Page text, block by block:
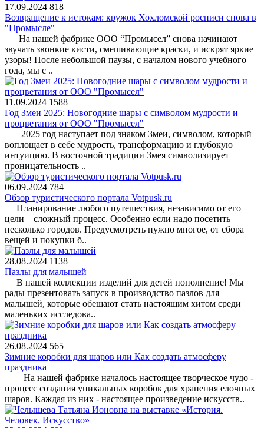
17.09.2024 818
Возвращение к истокам: кружок Хохломской росписи снова в
"Промысле"
На нашей фабрике ООО “Промысел” снова начинают
звучать звонкие кисти, смешивающие краски, и искрят яркие
узоры! После небольшой паузы, с началом нового учебного
года, мы с ..
11.09.2024 1588
Год Змеи 2025: Новогодние шары с символом мудрости и
процветания от ООО "Промысел"
2025 год наступает под знаком Змеи, символом, который
воплощает в себе мудрость, трансформацию и глубокую
интуицию. В восточной традиции Змея символизирует
проницательность ..
06.09.2024 784
Обзор туристического портала Votpusk.ru
Планирование любого путешествия, независимо от его
цели – сложный процесс. Особенно если надо посетить
несколько городов. Предусмотреть нужно многое, от сбора
вещей и покупки б..
28.08.2024 1138
Пазлы для малышей
В нашей коллекции изделий для детей пополнение! Мы
рады презентовать запуск в производство пазлов для
малышей, которые обещают стать настоящим хитом среди
маленьких исследова..
26.08.2024 565
Зимние коробки для шаров или Как создать атмосферу
праздника
На нашей фабрике началось настоящее творческое чудо -
процесс создания уникальных коробок для хранения елочных
шаров. Каждая из них - настоящее произведение искусств..